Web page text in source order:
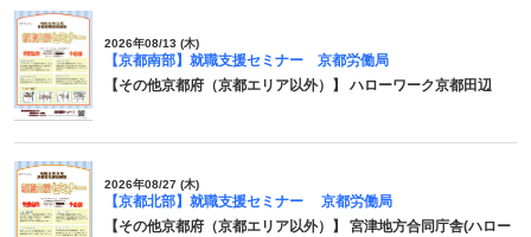
2026年08/13 (木)
【京都南部】就職支援セミナー 京都労働局
【その他京都府（京都エリア以外）】 ハローワーク京都田辺
2026年08/27 (木)
【京都北部】就職支援セミナー 京都労働局
【その他京都府（京都エリア以外）】 宮津地方合同庁舎(ハロー